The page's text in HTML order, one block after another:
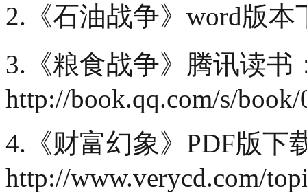
2.《石油战争》word版本
3.《粮食战争》腾讯读书
http://book.qq.com/s/
4.《财富幻象》PDF版下
http://www.verycd.com/